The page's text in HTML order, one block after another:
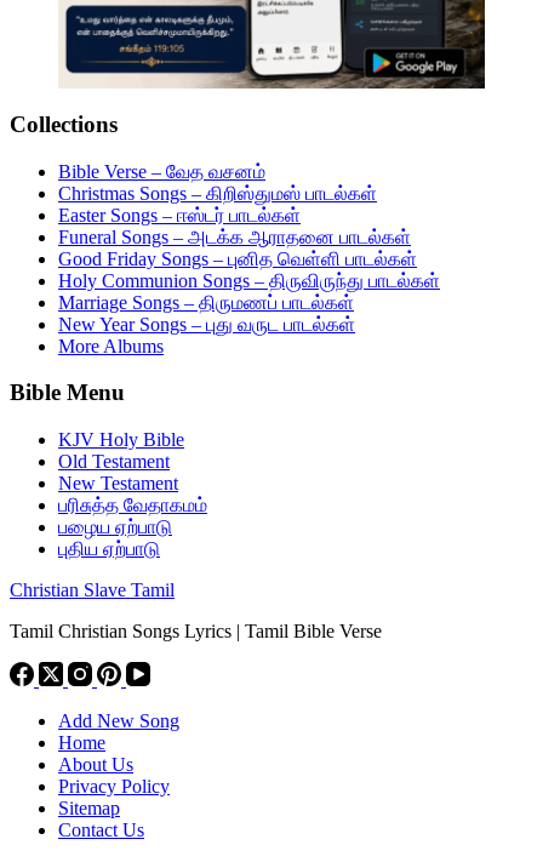
Collections
Bible Verse – வேத வசனம்
Christmas Songs – கிறிஸ்துமஸ் பாடல்கள்
Easter Songs – ஈஸ்டர் பாடல்கள்
Funeral Songs – அடக்க ஆராதனை பாடல்கள்
Good Friday Songs – புனித வெள்ளி பாடல்கள்
Holy Communion Songs – திருவிருந்து பாடல்கள்
Marriage Songs – திருமணப் பாடல்கள்
New Year Songs – புது வருட பாடல்கள்
More Albums
Bible Menu
KJV Holy Bible
Old Testament
New Testament
பரிசுத்த வேதாகமம்
பழைய ஏற்பாடு
புதிய ஏற்பாடு
Christian Slave Tamil
Tamil Christian Songs Lyrics | Tamil Bible Verse
Add New Song
Home
About Us
Privacy Policy
Sitemap
Contact Us